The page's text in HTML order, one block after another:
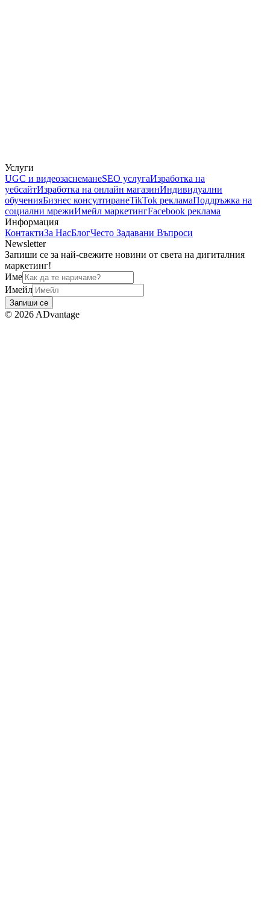
Услуги
UGC и видеозаснеманеSEO услугаИзработка на
уебсайтИзработка на онлайн магазинИндивидуални
обученияБизнес консултиранеTikTok рекламаПоддръжка на
социални мрежиИмейл маркетингFacebook реклама
Информация
КонтактиЗа НасБлогЧесто Задавани Въпроси
Newsletter
Запиши се за най-свежите новини от света на дигиталния
маркетинг!
Име
Имейл
Запиши се
© 2026 ADvantage